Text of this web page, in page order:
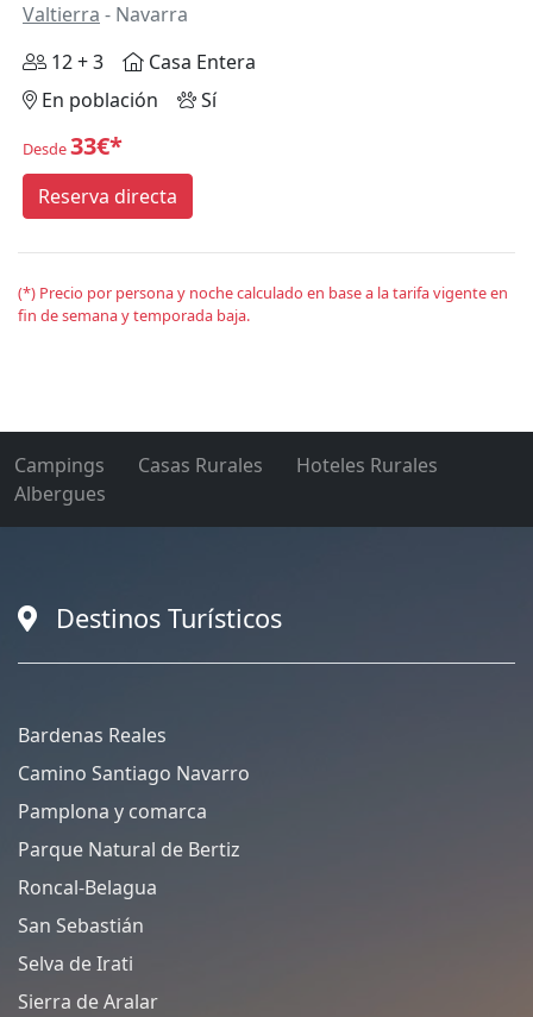
Valtierra - Navarra
12 + 3
Casa Entera
En población
Sí
Desde33€*
Reserva directa
(*) Precio por persona y noche calculado en base a la tarifa vigente en
fin de semana y temporada baja.
Campings Casas Rurales
Hoteles Rurales
Albergues
Destinos Turísticos
Bardenas Reales
Camino Santiago Navarro
Pamplona y comarca
Parque Natural de Bertiz
Roncal-Belagua
San Sebastián
Selva de Irati
Sierra de Aralar